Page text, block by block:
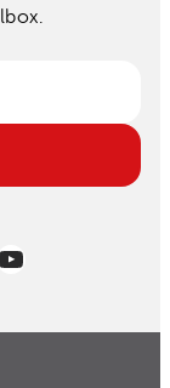
YouTube